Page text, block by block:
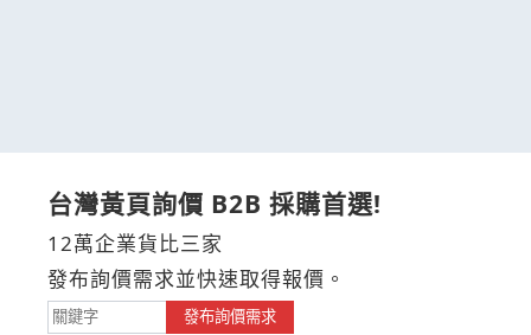
台灣黃頁詢價 B2B 採購首選!
12萬企業貨比三家
發布詢價需求並快速取得報價。
發布詢價需求